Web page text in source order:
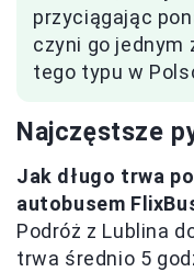
przyciągając
czyni go jednym
tego typu w
Najczęstsze
Jak długo trwa
autobusem
Podróż z Lublina
trwa średnio 5